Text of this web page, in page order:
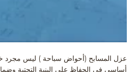
عزل المسابح (أحواض سباحة ) ليس مجرد
أساسي في الحفاظ على البنية التحتية